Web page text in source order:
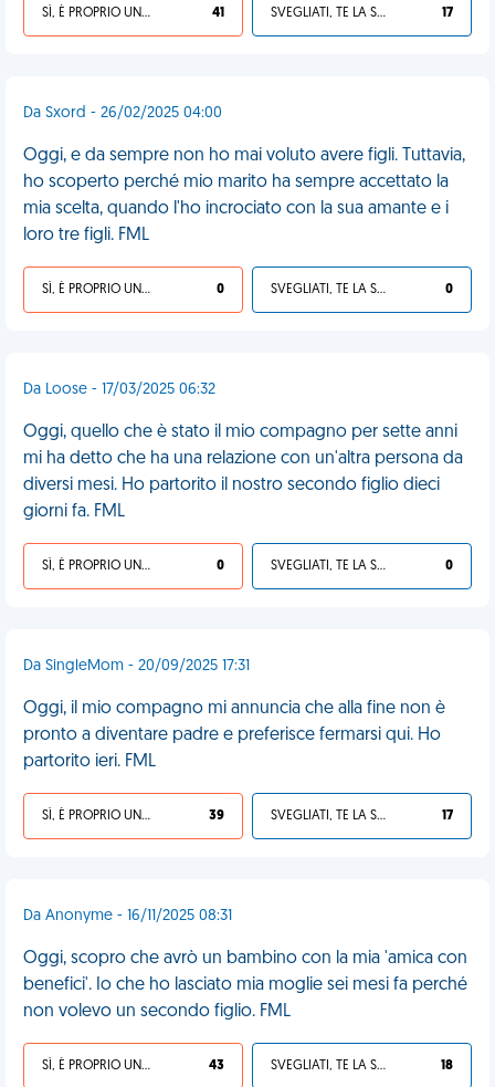
SÌ, È PROPRIO UNA VDM! 41 SVEGLIATI, TE LA SEI CERCATA! 17
Da Sxord - 26/02/2025 04:00
Oggi, e da sempre non ho mai voluto avere figli. Tuttavia,
ho scoperto perché mio marito ha sempre accettato la
mia scelta, quando l'ho incrociato con la sua amante e i
loro tre figli. FML
SÌ, È PROPRIO UNA VDM! 0 SVEGLIATI, TE LA SEI CERCATA! 0
Da Loose - 17/03/2025 06:32
Oggi, quello che è stato il mio compagno per sette anni
mi ha detto che ha una relazione con un'altra persona da
diversi mesi. Ho partorito il nostro secondo figlio dieci
giorni fa. FML
SÌ, È PROPRIO UNA VDM! 0 SVEGLIATI, TE LA SEI CERCATA! 0
Da SingleMom - 20/09/2025 17:31
Oggi, il mio compagno mi annuncia che alla fine non è
pronto a diventare padre e preferisce fermarsi qui. Ho
partorito ieri. FML
SÌ, È PROPRIO UNA VDM! 39 SVEGLIATI, TE LA SEI CERCATA! 17
Da Anonyme - 16/11/2025 08:31
Oggi, scopro che avrò un bambino con la mia 'amica con
benefici'. Io che ho lasciato mia moglie sei mesi fa perché
non volevo un secondo figlio. FML
SÌ, È PROPRIO UNA VDM! 43 SVEGLIATI, TE LA SEI CERCATA! 18